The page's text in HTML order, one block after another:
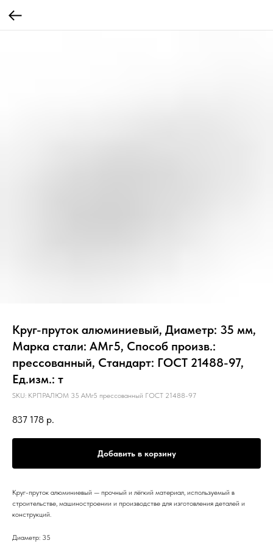
Круг-пруток алюминиевый, Диаметр: 35 мм,
Марка стали: АМг5, Способ произв.:
прессованный, Стандарт: ГОСТ 21488-97,
Ед.изм.: т
SKU: КРПРАЛЮМ 35 АМг5 прессованный ГОСТ 21488-97
837 178 р.
Добавить в корзину
Круг-пруток алюминиевый — прочный и лёгкий материал, используемый в
строительстве, машиностроении и производстве для изготовления деталей и
конструкций.
Диаметр: 35